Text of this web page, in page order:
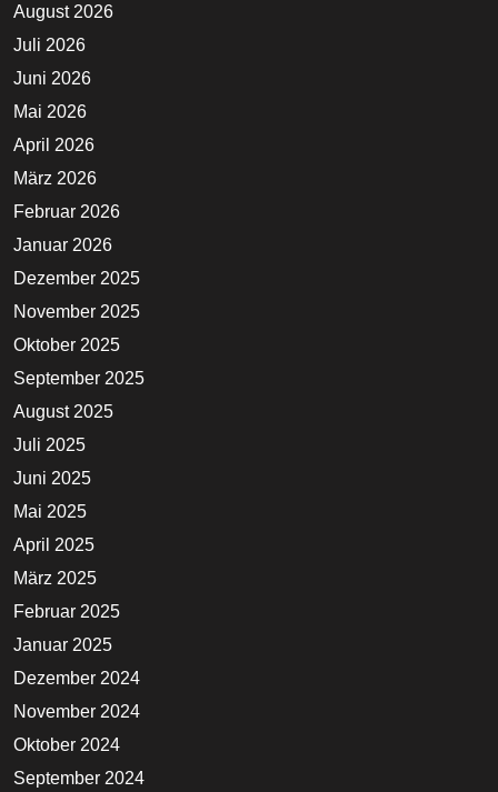
August 2026
Juli 2026
Juni 2026
Mai 2026
April 2026
März 2026
Februar 2026
Januar 2026
Dezember 2025
November 2025
Oktober 2025
September 2025
August 2025
Juli 2025
Juni 2025
Mai 2025
April 2025
März 2025
Februar 2025
Januar 2025
Dezember 2024
November 2024
Oktober 2024
September 2024